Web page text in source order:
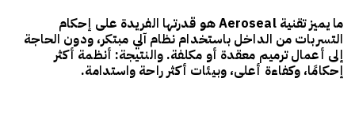
ما يميزتقنية Aeroseal هو قدرتها الفريدة على إحكام
التسربات من الداخل باستخدام نظام آلي مبتكر، ودون الحاجة
إلى أعمال ترميم معقدة أو مكلفة. والنتيجة: أنظمة أكثر
إحكامًا، وكفاءة أعلى، وبيئات أكثر راحة واستدامة.